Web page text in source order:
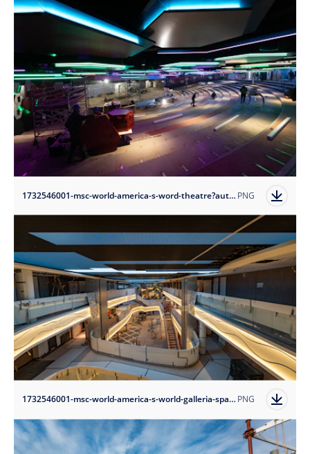
1732546001-msc-world-america-s-word-theatre?auto=format PNG
1732546001-msc-world-america-s-world-galleria-spans-3-decks-and-lined-with-boutiques-restaurants-and-bars?auto=format PNG